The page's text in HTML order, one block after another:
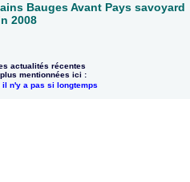
Bauges Avant Pays savoyard
2008
actualités récentes
mentionnées ici :
il n'y a pas si longtemps